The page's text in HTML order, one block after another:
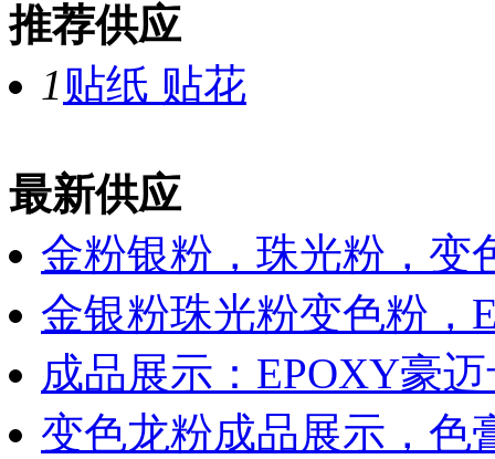
推荐供应
1贴纸 贴花
最新供应
金粉银粉，珠光粉，变
金银粉珠光粉变色粉，
成品展示：EPOXY豪
变色龙粉成品展示，色